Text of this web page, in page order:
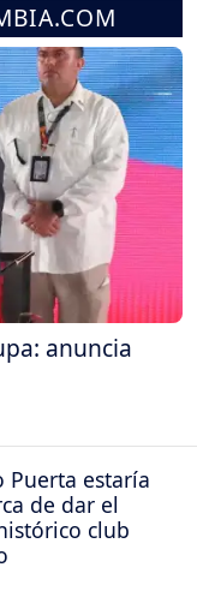
anuncia
Puerta estaría
de dar el
club